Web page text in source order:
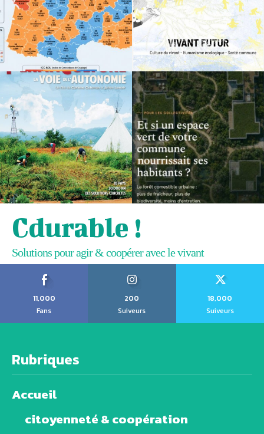
Cdurable !
Solutions pour agir & coopérer avec le vivant
11,000
Fans
200
Suiveurs
18,000
Suiveurs
Rubriques
Accueil
citoyenneté & coopération